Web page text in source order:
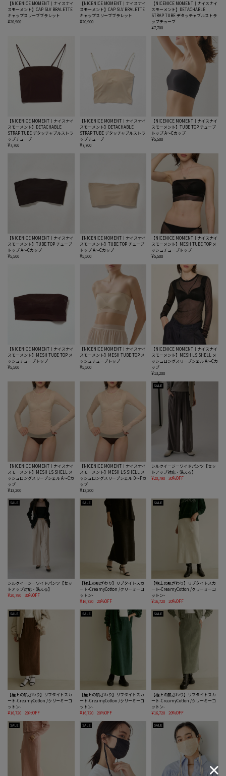
【NICENICE MOMENT｜ナイスナイ
スモーメント】CAP SLV BRALETTE
キャップスリーブブラレット
¥20,900
【NICENICE MOMENT｜ナイスナイ
スモーメント】CAP SLV BRALETTE
キャップスリーブブラレット
¥20,900
【NICENICE MOMENT｜ナイスナイ
スモーメント】DETACHABLE
STRAP TUBE デタッチャブルストラ
ップチューブ
¥7,700
【NICENICE MOMENT｜ナイスナイ
スモーメント】DETACHABLE
STRAP TUBE デタッチャブルストラ
ップチューブ
¥7,700
【NICENICE MOMENT｜ナイスナイ
スモーメント】DETACHABLE
STRAP TUBE デタッチャブルストラ
ップチューブ
¥7,700
【NICENICE MOMENT｜ナイスナイ
スモーメント】TUBE TOP チューブ
トップ A〜Cカップ
¥5,500
【NICENICE MOMENT｜ナイスナイ
スモーメント】TUBE TOP チューブ
トップ A〜Cカップ
¥5,500
【NICENICE MOMENT｜ナイスナイ
スモーメント】TUBE TOP チューブ
トップ A〜Cカップ
¥5,500
【NICENICE MOMENT｜ナイスナイ
スモーメント】MESH TUBE TOP メ
ッシュチューブトップ
¥5,500
【NICENICE MOMENT｜ナイスナイ
スモーメント】MESH TUBE TOP メ
ッシュチューブトップ
¥5,500
【NICENICE MOMENT｜ナイスナイ
スモーメント】MESH TUBE TOP メ
ッシュチューブトップ
¥5,500
【NICENICE MOMENT｜ナイスナイ
スモーメント】MESH LS SHELL メ
ッシュロングスリーブシェル A〜Cカ
ップ
¥13,200
【NICENICE MOMENT｜ナイスナイ
スモーメント】MESH LS SHELL メ
ッシュロングスリーブシェル A〜Cカ
ップ
¥13,200
【NICENICE MOMENT｜ナイスナイ
スモーメント】MESH LS SHELL メ
ッシュロングスリーブシェル D〜Fカ
ップ
¥13,200
SALE
シルクイージーワイドパンツ【セッ
トアップ対応・洗える】
¥20,790
30%OFF
SALE
シルクイージーワイドパンツ【セッ
トアップ対応・洗える】
¥20,790
30%OFF
SALE
【極上の肌ざわり】リブタイトスカ
ート-CreamyCotton /クリーミーコ
ットン-
¥16,720
20%OFF
SALE
【極上の肌ざわり】リブタイトスカ
ート-CreamyCotton /クリーミーコ
ットン-
¥16,720
20%OFF
SALE
【極上の肌ざわり】リブタイトスカ
ート-CreamyCotton /クリーミーコ
ットン-
¥16,720
20%OFF
SALE
【極上の肌ざわり】リブタイトスカ
ート-CreamyCotton /クリーミーコ
ットン-
¥16,720
20%OFF
SALE
【極上の肌ざわり】リブタイトスカ
ート-CreamyCotton /クリーミーコ
ットン-
¥16,720
20%OFF
SALE SALE SALE